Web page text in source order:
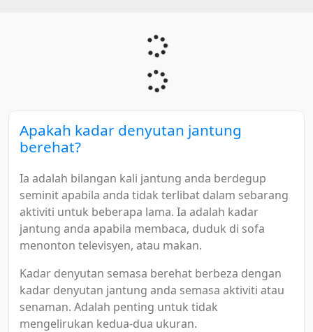
Apakah kadar denyutan jantung
berehat?
Ia adalah bilangan kali jantung anda berdegup
seminit apabila anda tidak terlibat dalam sebarang
aktiviti untuk beberapa lama. Ia adalah kadar
jantung anda apabila membaca, duduk di sofa
menonton televisyen, atau makan.
Kadar denyutan semasa berehat berbeza dengan
kadar denyutan jantung anda semasa aktiviti atau
senaman. Adalah penting untuk tidak
mengelirukan kedua-dua ukuran.